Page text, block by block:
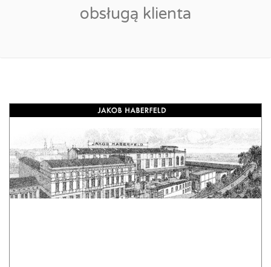
obsługą klienta